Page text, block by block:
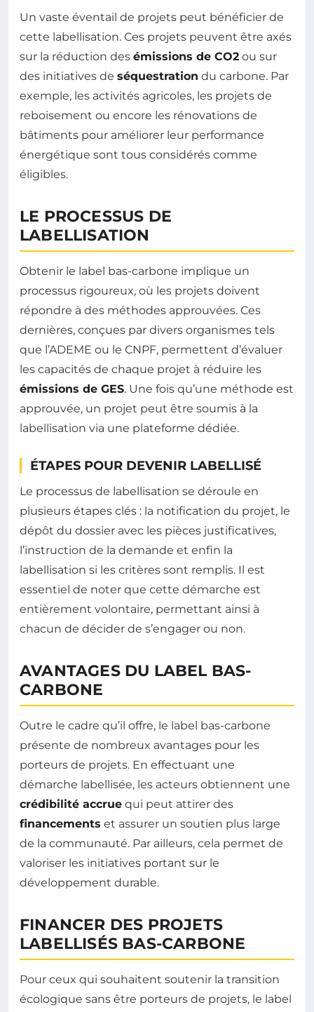
Un vaste éventail de projets peut bénéficier de
cette labellisation. Ces projets peuvent être axés
sur la réduction des émissions de CO2 ou sur
des initiatives de séquestration du carbone. Par
exemple, les activités agricoles, les projets de
reboisement ou encore les rénovations de
bâtiments pour améliorer leur performance
énergétique sont tous considérés comme
éligibles.
LE PROCESSUS DE
LABELLISATION
Obtenir le label bas-carbone implique un
processus rigoureux, où les projets doivent
répondre à des méthodes approuvées. Ces
dernières, conçues par divers organismes tels
que l’ADEME ou le CNPF, permettent d’évaluer
les capacités de chaque projet à réduire les
émissions de GES. Une fois qu’une méthode est
approuvée, un projet peut être soumis à la
labellisation via une plateforme dédiée.
ÉTAPES POUR DEVENIR LABELLISÉ
Le processus de labellisation se déroule en
plusieurs étapes clés : la notification du projet, le
dépôt du dossier avec les pièces justificatives,
l’instruction de la demande et enfin la
labellisation si les critères sont remplis. Il est
essentiel de noter que cette démarche est
entièrement volontaire, permettant ainsi à
chacun de décider de s’engager ou non.
AVANTAGES DU LABEL BAS-
CARBONE
Outre le cadre qu’il offre, le label bas-carbone
présente de nombreux avantages pour les
porteurs de projets. En effectuant une
démarche labellisée, les acteurs obtiennent une
crédibilité accrue qui peut attirer des
financements et assurer un soutien plus large
de la communauté. Par ailleurs, cela permet de
valoriser les initiatives portant sur le
développement durable.
FINANCER DES PROJETS
LABELLISÉS BAS-CARBONE
Pour ceux qui souhaitent soutenir la transition
écologique sans être porteurs de projets, le label